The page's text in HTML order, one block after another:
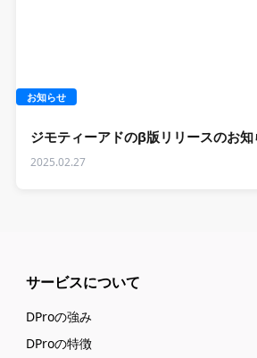
お知らせ
ジモティーアドのβ版リリースのお知
2025.02.27
サービスについて
DProの強み
DProの特徴